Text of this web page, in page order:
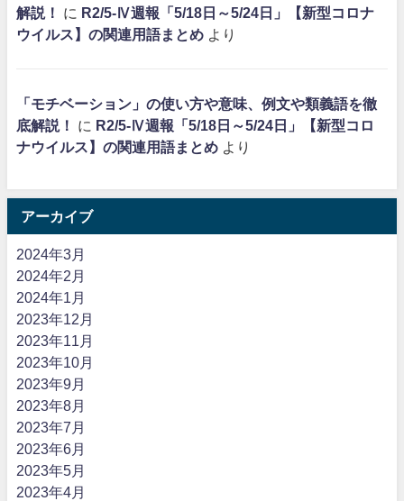
解説！
に R2/5-Ⅳ週報「5/18日～5/24日」【新型コロナ
ウイルス】の関連用語まとめ より
「モチベーション」の使い方や意味、例文や類義語を徹
底解説！
に R2/5-Ⅳ週報「5/18日～5/24日」【新型コロ
ナウイルス】の関連用語まとめ より
アーカイブ
2024年3月
2024年2月
2024年1月
2023年12月
2023年11月
2023年10月
2023年9月
2023年8月
2023年7月
2023年6月
2023年5月
2023年4月